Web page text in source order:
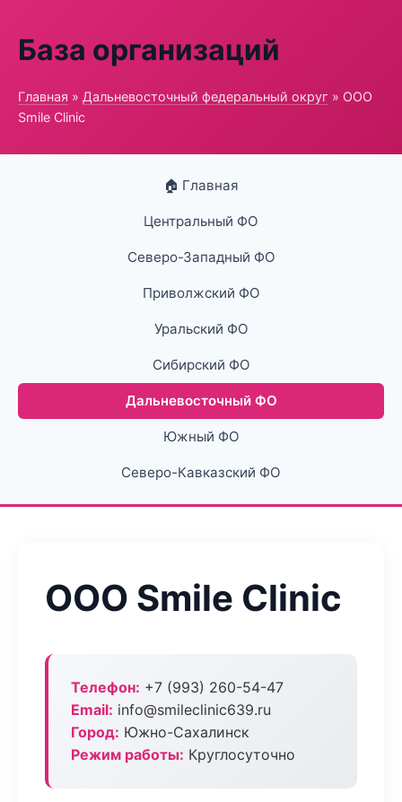
База организаций
Главная » Дальневосточный федеральный округ » ООО
Smile Clinic
🏠 Главная
Центральный ФО
Северо-Западный ФО
Приволжский ФО
Уральский ФО
Сибирский ФО
Дальневосточный ФО
Южный ФО
Северо-Кавказский ФО
ООО Smile Clinic
Телефон: +7 (993) 260-54-47
Email: info@smileclinic639.ru
Город: Южно-Сахалинск
Режим работы: Круглосуточно